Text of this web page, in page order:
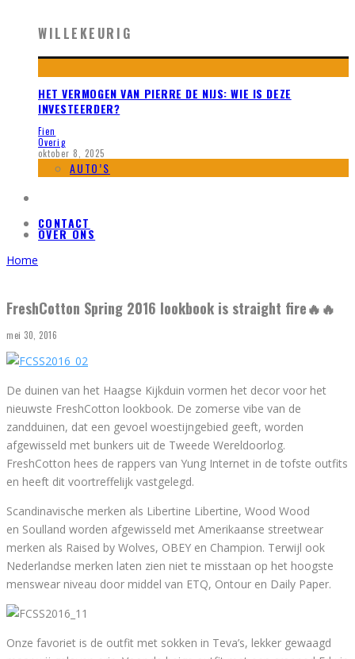
WILLEKEURIG
HET VERMOGEN VAN PIERRE DE NIJS: WIE IS DEZE
INVESTEERDER?
Fien
Overig
oktober 8, 2025
AUTO’S
CONTACT
OVER ONS
Home
FreshCotton Spring 2016 lookbook is straight fire🔥🔥
mei 30, 2016
De duinen van het Haagse Kijkduin vormen het decor voor het
nieuwste FreshCotton lookbook. De zomerse vibe van de
zandduinen, dat een gevoel woestijngebied geeft, worden
afgewisseld met bunkers uit de Tweede Wereldoorlog.
FreshCotton hees de rappers van Yung Internet in de tofste outfits
en heeft dit voortreffelijk vastgelegd.
Scandinavische merken als Libertine Libertine, Wood Wood
en Soulland worden afgewisseld met Amerikaanse streetwear
merken als Raised by Wolves, OBEY en Champion. Terwijl ook
Nederlandse merken laten zien niet te misstaan op het hoogste
menswear niveau door middel van ETQ, Ontour en Daily Paper.
Onze favoriet is de outfit met sokken in Teva’s, lekker gewaagd